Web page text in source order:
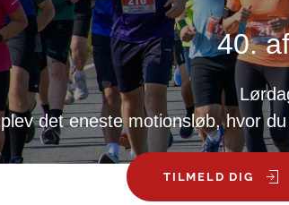
40.
det eneste motionsløb, hvor
TILMELD DIG